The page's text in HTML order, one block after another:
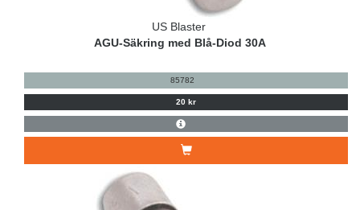
US Blaster
AGU-Säkring med Blå-Diod 30A
85782
20 kr